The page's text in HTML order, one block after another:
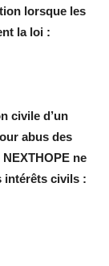
lorsque les
la loi :
civile d’un
abus des
ne
intérêts civils :